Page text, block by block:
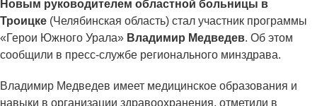
Новым руководителем областной больницы в
Троицке (Челябинская область) стал участник программы
«Герои Южного Урала» Владимир Медведев. Об этом
сообщили в пресс-службе регионального минздрава.
Владимир Медведев имеет медицинское образования и
навыки в организации здравоохранения, отметили в